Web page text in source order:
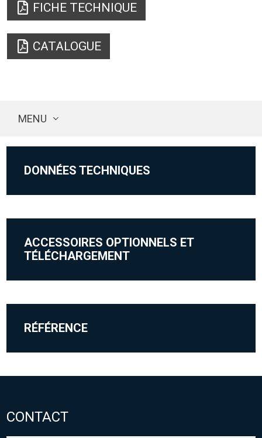
FICHE TECHNIQUE
CATALOGUE
MENU
DONNÉES TECHNIQUES
ACCESSOIRES OPTIONNELS ET
TÉLÉCHARGEMENT
RÉFÉRENCE
CONTACT